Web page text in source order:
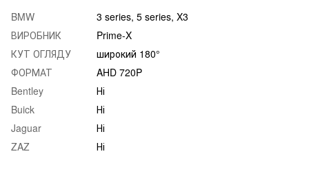
BMW
3 series, 5 series, X3
ВИРОБНИК
Prime-X
КУТ ОГЛЯДУ
широкий 180°
ФОРМАТ
AHD 720P
Bentley
Ні
Buick
Ні
Jaguar
Ні
ZAZ
Ні